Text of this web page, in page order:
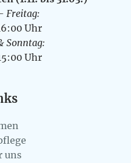
Freitag:
Uhr
Sonntag:
Uhr
uns